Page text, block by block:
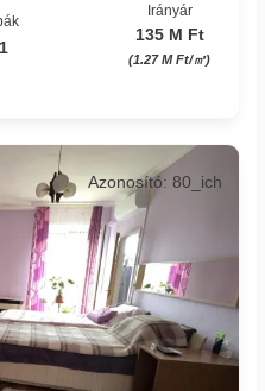
Irányár
135 M Ft
(1.27 M Ft/㎡)
Azonosító: 80_ich